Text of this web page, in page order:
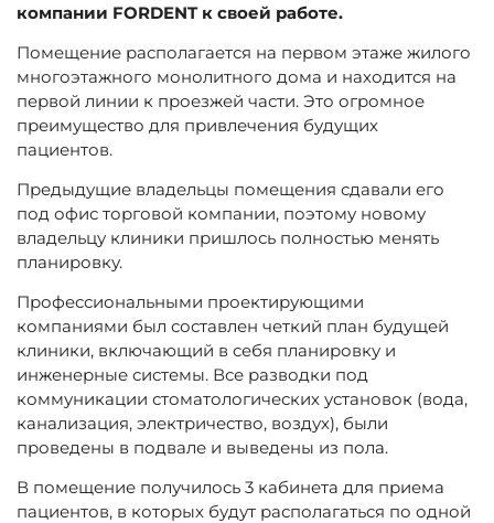
компании FORDENT к своей работе.
Помещение располагается на первом этаже жилого
многоэтажного монолитного дома и находится на
первой линии к проезжей части. Это огромное
преимущество для привлечения будущих
пациентов.
Предыдущие владельцы помещения сдавали его
под офис торговой компании, поэтому новому
владельцу клиники пришлось полностью менять
планировку.
Профессиональными проектирующими
компаниями был составлен четкий план будущей
клиники, включающий в себя планировку и
инженерные системы. Все разводки под
коммуникации стоматологических установок (вода,
канализация, электричество, воздух), были
проведены в подвале и выведены из пола.
В помещение получилось 3 кабинета для приема
пациентов, в которых будут располагаться по одной